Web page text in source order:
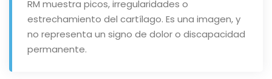
RM muestra picos, irregularidades o
estrechamiento del cartílago. Es una imagen, y
no representa un signo de dolor o discapacidad
permanente.